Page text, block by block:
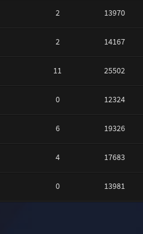
2 13970
2 14167
11 25502
0 12324
6 19326
4 17683
0 13981